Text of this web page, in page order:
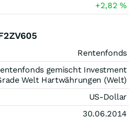
+2,82%
Rentenfonds
gemischt Investment
Welt Hartwährungen (Welt)
US-Dollar
30.06.2014